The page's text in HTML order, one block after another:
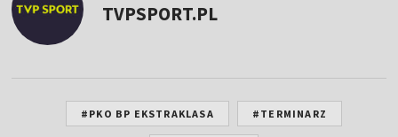
TVPSPORT.PL
#PKO BP EKSTRAKLASA #TERMINARZ